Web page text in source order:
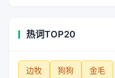
热词TOP20
边牧 狗狗 金毛